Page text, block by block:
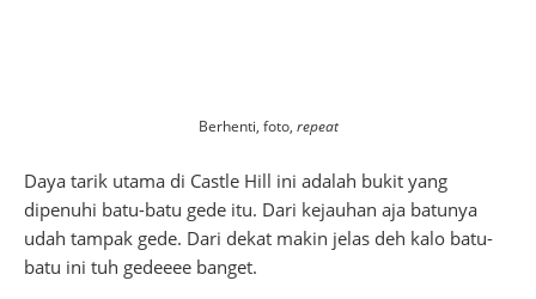
Berhenti, foto, repeat
Daya tarik utama di Castle Hill ini adalah bukit yang
dipenuhi batu-batu gede itu. Dari kejauhan aja batunya
udah tampak gede. Dari dekat makin jelas deh kalo batu-
batu ini tuh gedeeee banget.